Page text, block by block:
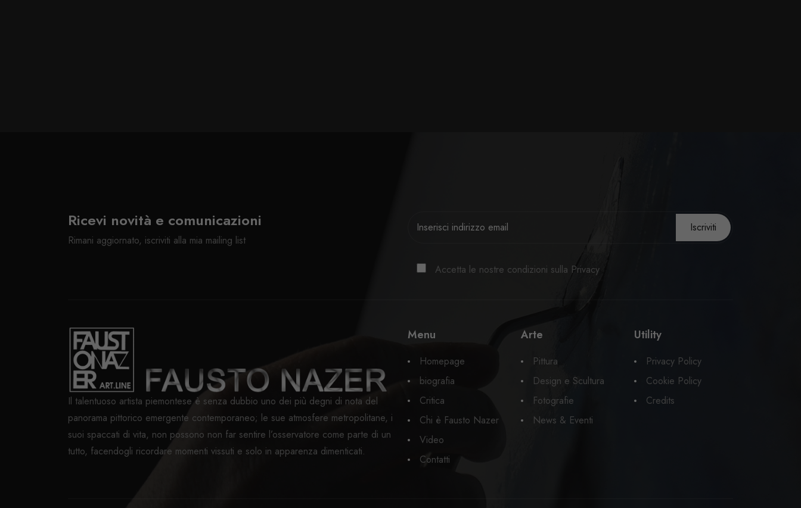
Ricevi novità e comunicazioni
Rimani aggiornato, iscriviti alla mia mailing list
Accetta le nostre condizioni sulla Privacy
Iscriviti
Il talentuoso artista piemontese è senza dubbio uno dei più degni di nota del
panorama pittorico emergente contemporaneo; le sue atmosfere metropolitane, i
suoi spaccati di vita, non possono non far sentire l’osservatore come parte di un
tutto, facendogli ricordare momenti vissuti e solo in apparenza dimenticati.
Menu
Homepage
biografia
Critica
Chi è Fausto Nazer
Video
Contatti
Arte
Pittura
Design e Scultura
Fotografie
News & Eventi
Utility
Privacy Policy
Cookie Policy
Credits